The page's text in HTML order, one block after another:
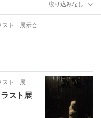
絞り込みなし
スト・展示会
ト・展示会
スト展